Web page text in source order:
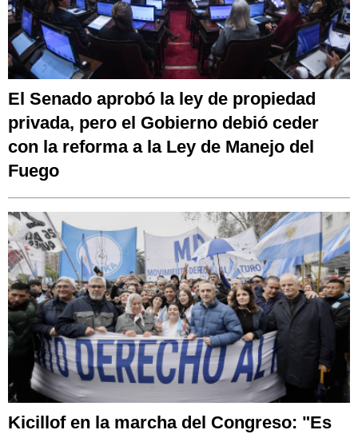
El Senado aprobó la ley de propiedad
privada, pero el Gobierno debió ceder
con la reforma a la Ley de Manejo del
Fuego
Kicillof en la marcha del Congreso: "Es